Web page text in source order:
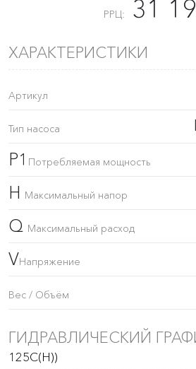
РРЦ: 31
ХАРАКТЕРИСТИКИ
Артикул
Тип насоса
P1 Потребляемая мощность
H Максимальный напор
Q Максимальный расход
VНапряжение
Вес / Объём
ГИДРАВЛИЧЕСКИЙ
125C(H))